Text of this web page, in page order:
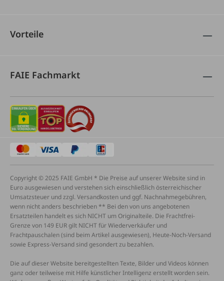
Vorteile
FAIE Fachmarkt
Copyright © 2025 FAIE GmbH * Die Preise auf unserer Website sind in
Euro ausgewiesen und verstehen sich einschließlich österreichischer
Umsatzsteuer und zzgl. Versandkosten und ggf. Nachnahmegebühren,
wenn nicht anders beschrieben ** Bei den von uns angebotenen
Ersatzteilen handelt es sich NICHT um Originalteile. Die Frachtfrei-
Grenze von 149 EUR gilt NICHT für Wiederverkäufer und
Frachtpauschalen (sind beim Artikel ausgewiesen), Heute-Noch-Versand
sowie Express-Versand sind gesondert zu bezahlen.
Die auf dieser Website bereitgestellten Texte, Bilder und Videos können
ganz oder teilweise mit Hilfe künstlicher Intelligenz erstellt worden sein.